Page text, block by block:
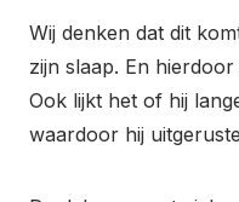
Wij denken dat dit
zijn slaap. En
Ook lijkt het of hij
waardoor hij